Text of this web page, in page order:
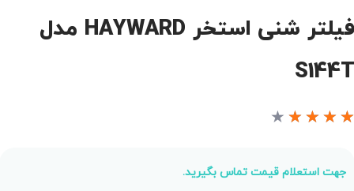
فیلتر شنی استخر HAYWARD مدل
★
★
★
★
جهت استعلام قیمت تماس بگیرید.